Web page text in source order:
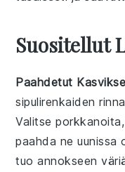
Suositellut
Paahdetut
sipulirenkaiden
Valitseporkkanoita,
paahda ne uunissa
tuo annokseen